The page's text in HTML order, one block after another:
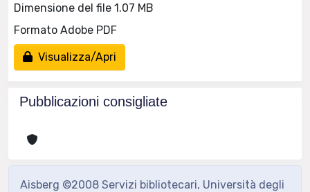
Dimensione del file 1.07 MB
Formato Adobe PDF
Visualizza/Apri
Pubblicazioni consigliate
Aisberg ©2008 Servizi bibliotecari, Università degli